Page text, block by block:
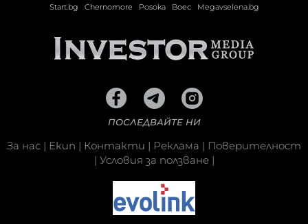
Start.bg
Chernomore Posoka Boec Megavselena.bg
ПОСЛЕДВАЙТЕ НИ
За нас | Екип | Контакти | Реклама | Поверителност
| Условия за ползване|